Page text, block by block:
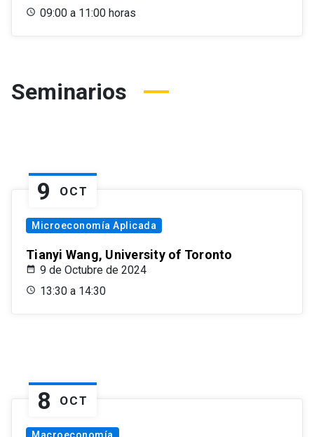
09:00 a 11:00 horas
Seminarios
9 OCT
Microeconomía Aplicada
Tianyi Wang, University of Toronto
9 de Octubre de 2024
13:30 a 14:30
8 OCT